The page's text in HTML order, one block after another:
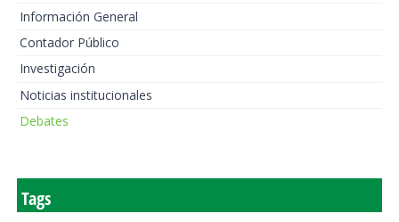
Información General
Contador Público
Investigación
Noticias institucionales
Debates
Tags